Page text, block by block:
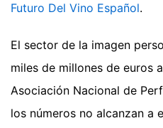
Futuro Del Vino Español.
El sector de la imagen
miles de millones de euros
Asociación Nacional de
los números no alcanzan a